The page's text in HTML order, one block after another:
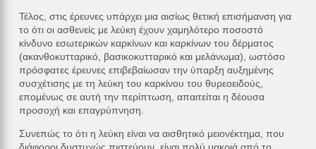
Τέλος, στις έρευνες υπάρχει μια αισίως θετική επισήμανση για
το ότι οι ασθενείς με λεύκη έχουν χαμηλότερο ποσοστό
κίνδυνο εσωτερικών καρκίνων και καρκίνων του δέρματος
(ακανθοκυτταρικό, βασικοκυτταρικό και μελάνωμα), ωστόσο
πρόσφατες έρευνες επιβεβαίωσαν την ύπαρξη αυξημένης
συσχέτισης με τη λεύκη του καρκίνου του θυρεοειδούς,
επομένως σε αυτή την περίπτωση, απαιτείται η δέουσα
προσοχή και επαγρύπνηση.
Συνεπώς το ότι η λεύκη είναι να αισθητικό μειονέκτημα, που